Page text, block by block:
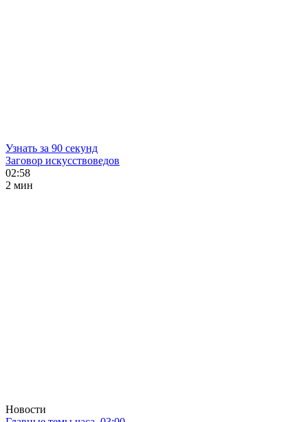
Узнать за 90 секунд
Заговор искусствоведов
02:58
2 мин
Новости